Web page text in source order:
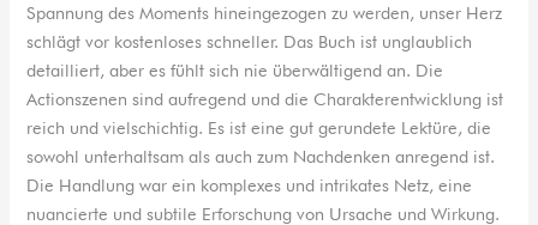
Spannung des Moments hineingezogen zu werden, unser Herz
schlägt vor kostenloses schneller. Das Buch ist unglaublich
detailliert, aber es fühlt sich nie überwältigend an. Die
Actionszenen sind aufregend und die Charakterentwicklung ist
reich und vielschichtig. Es ist eine gut gerundete Lektüre, die
sowohl unterhaltsam als auch zum Nachdenken anregend ist.
Die Handlung war ein komplexes und intrikates Netz, eine
nuancierte und subtile Erforschung von Ursache und Wirkung.